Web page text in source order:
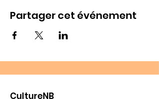
Partager cet événement
CultureNB